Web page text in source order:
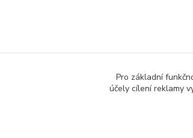
Pro základní
účely cílení reklamy